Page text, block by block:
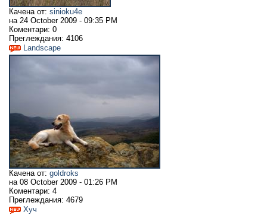
Качена от: sinioku4e
на 24 October 2009 - 09:35 PM
Коментари: 0
Преглеждания: 4106
Landscape
Качена от: goldroks
на 08 October 2009 - 01:26 PM
Коментари: 4
Преглеждания: 4679
Хуч